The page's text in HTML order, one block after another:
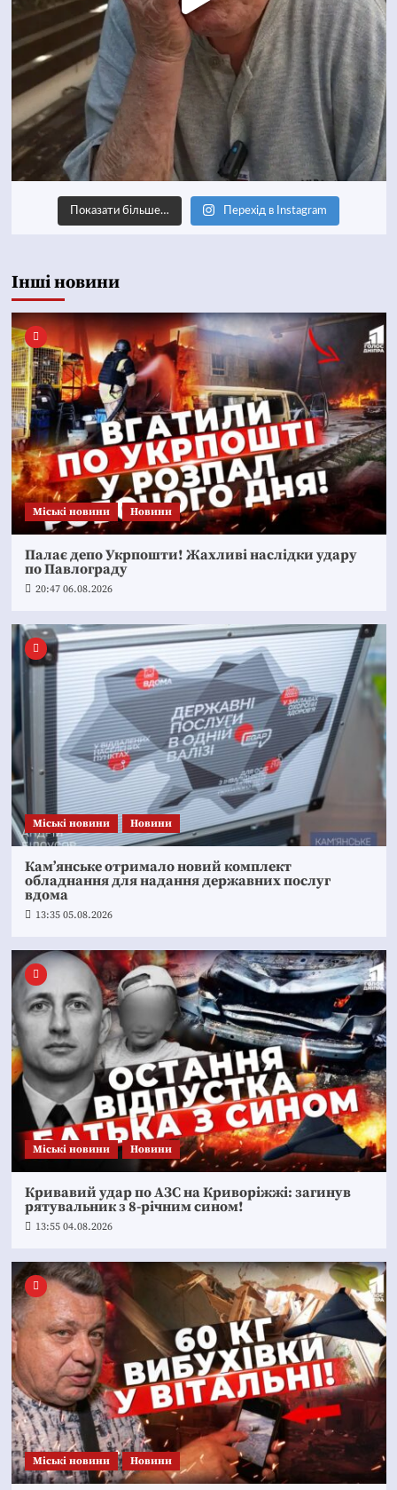
Показати більше… Перехід в Instagram
Інші новини
Mіські новини Новини
Палає депо Укрпошти! Жахливі наслідки удару
по Павлограду
20:47 06.08.2026
Mіські новини Новини
Кам’янське отримало новий комплект
обладнання для надання державних послуг
вдома
13:35 05.08.2026
Mіські новини Новини
Кривавий удар по АЗС на Криворіжжі: загинув
рятувальник з 8-річним сином!
13:55 04.08.2026
Mіські новини Новини